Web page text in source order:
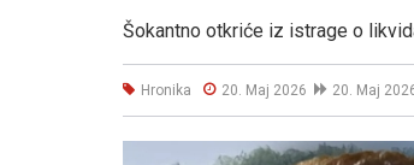
Šokantno otkriće iz istrage o
Hronika 20. Maj 2026 20. Maj